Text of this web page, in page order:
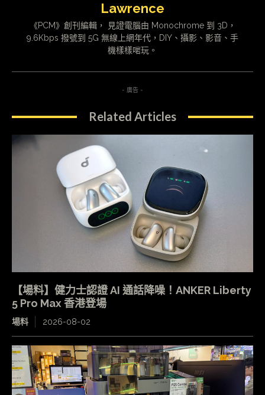
Lawrence
《PCM》創刊編輯， 見證電腦由 Monochrome 到 3D，
9.6Kbps 撥號到 5G 無線上網年代，DIY、攝影、影音、手
機樣樣啱玩。
- 廣告 -
Related Articles
【場料】健力士認證 AI 通話降噪！ANKER Liberty
5 Pro Max 香港登場
場料 2026-08-02